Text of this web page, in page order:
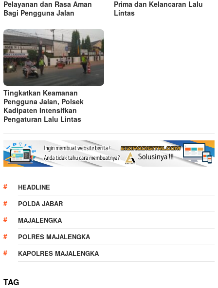
Pelayanan dan Rasa Aman
Bagi Pengguna Jalan
Prima dan Kelancaran Lalu
Lintas
Tingkatkan Keamanan
Pengguna Jalan, Polsek
Kadipaten Intensifkan
Pengaturan Lalu Lintas
HEADLINE
POLDA JABAR
MAJALENGKA
POLRES MAJALENGKA
KAPOLRES MAJALENGKA
TAG